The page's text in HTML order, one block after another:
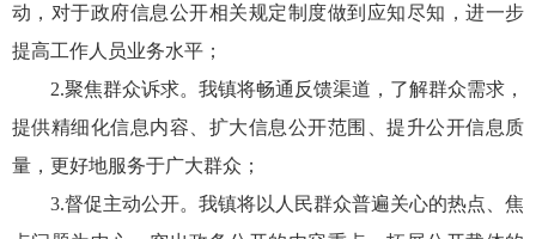
动，对于政府信息公开相关规定制度做到应知尽知，进一步
提高工作人员业务水平；
2.聚焦群众诉求。我镇将畅通反馈渠道，了解群众需求，
提供精细化信息内容、扩大信息公开范围、提升公开信息质
量，更好地服务于广大群众；
3.督促主动公开。我镇将以人民群众普遍关心的热点、焦